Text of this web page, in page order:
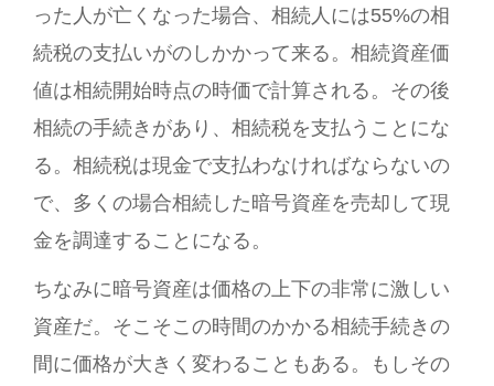
った人が亡くなった場合、相続人には55%の相
続税の支払いがのしかかって来る。相続資産価
値は相続開始時点の時価で計算される。その後
相続の手続きがあり、相続税を支払うことにな
る。相続税は現金で支払わなければならないの
で、多くの場合相続した暗号資産を売却して現
金を調達することになる。
ちなみに暗号資産は価格の上下の非常に激しい
資産だ。そこそこの時間のかかる相続手続きの
間に価格が大きく変わることもある。もしその